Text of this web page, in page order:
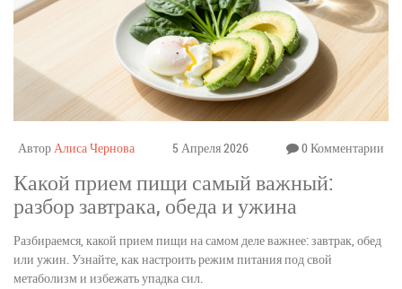
АвторАлиса Чернова 5 Апреля 2026 0 Комментарии
Какой прием пищи самый важный:
разбор завтрака, обеда и ужина
Разбираемся, какой прием пищи на самом деле важнее: завтрак, обед
или ужин. Узнайте, как настроить режим питания под свой
метаболизм и избежать упадка сил.